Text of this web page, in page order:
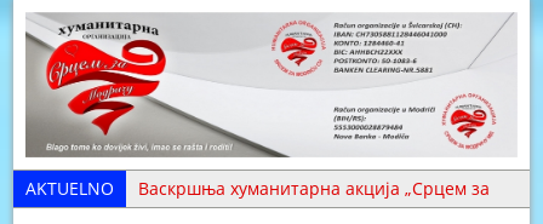
AKTUELNO
Васкршња хуманитарна акција „Срцем за